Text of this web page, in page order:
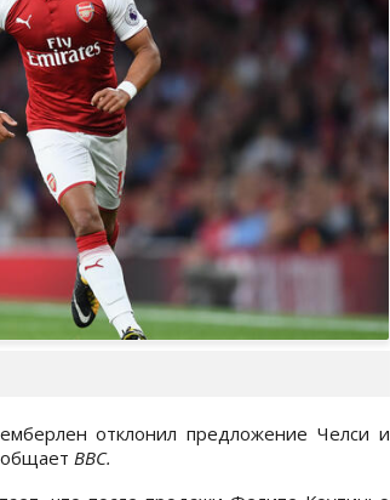
отклонил предложение Челси и
BBC.